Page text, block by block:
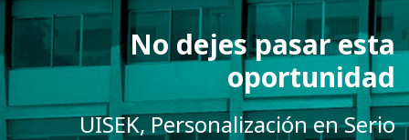
No dejes pasar esta
oportunidad
UISEK, Personalización en Serio